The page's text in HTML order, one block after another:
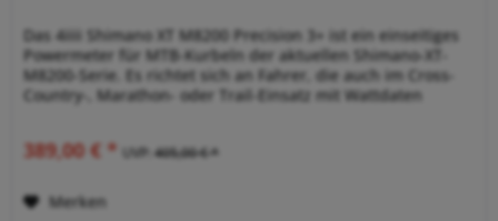
Das 4iiii Shimano XT M8200 Precision 3+ ist ein einseitiges
Powermeter für MTB-Kurbeln der aktuellen Shimano-XT-
M8200-Serie. Es richtet sich an Fahrer, die auch im Cross-
Country-, Marathon- oder Trail-Einsatz mit Wattdaten
389,00 € * UVP:405,00 € *
Merken